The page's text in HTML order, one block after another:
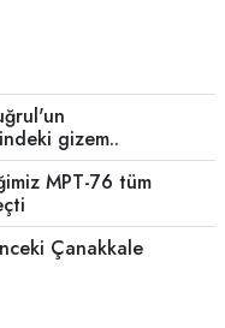
gizem..
MPT-76 tüm
Çanakkale